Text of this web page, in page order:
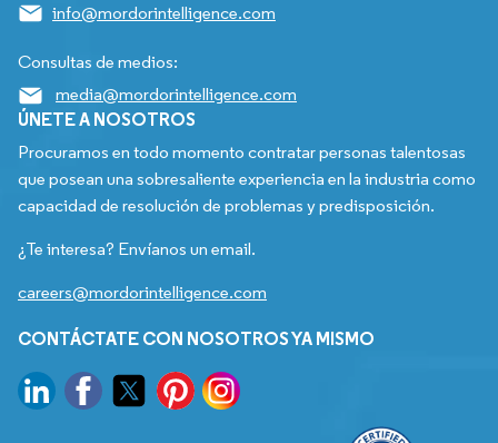
info@mordorintelligence.com
Consultas de medios:
media@mordorintelligence.com
ÚNETE A NOSOTROS
Procuramos en todo momento contratar personas talentosas
que posean una sobresaliente experiencia en la industria como
capacidad de resolución de problemas y predisposición.
¿Te interesa? Envíanos un email.
careers@mordorintelligence.com
CONTÁCTATE CON NOSOTROS YA MISMO